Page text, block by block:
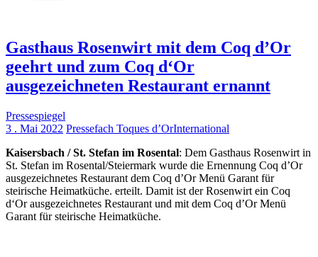
Gasthaus Rosenwirt mit dem Coq d’Or
geehrt und zum Coq d‘Or
ausgezeichneten Restaurant ernannt
Pressespiegel
3 . Mai 2022 Pressefach Toques d’OrInternational
Kaisersbach / St. Stefan im Rosental: Dem Gasthaus Rosenwirt in
St. Stefan im Rosental/Steiermark wurde die Ernennung Coq d’Or
ausgezeichnetes Restaurant dem Coq d’Or Menü Garant für
steirische Heimatküche. erteilt. Damit ist der Rosenwirt ein Coq
d‘Or ausgezeichnetes Restaurant und mit dem Coq d’Or Menü
Garant für steirische Heimatküche.